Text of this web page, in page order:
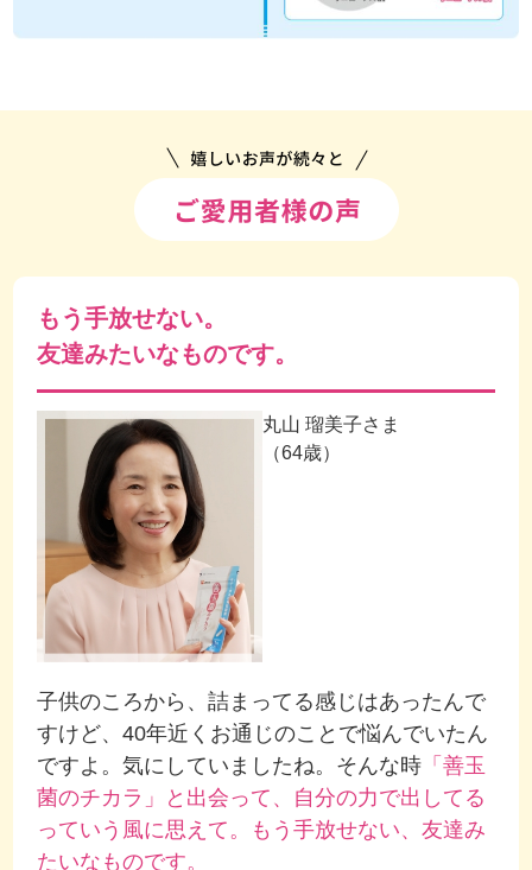
もう手放せない。
友達みたいなものです。
丸山 瑠美子さま
（64歳）
子供のころから、詰まってる感じはあったんで
すけど、40年近くお通じのことで悩んでいたん
ですよ。気にしていましたね。そんな時 「善玉
菌のチカラ」と出会って、自分の力で出してる
っていう風に思えて。もう手放せない、友達み
たいなものです。